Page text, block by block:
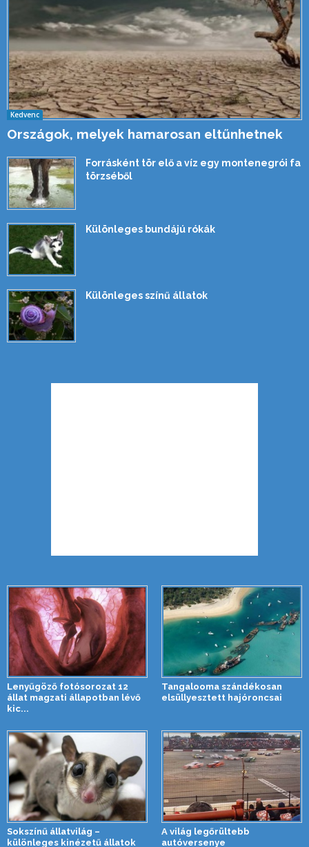
Kedvenc
Országok, melyek hamarosan eltűnhetnek
Forrásként tör elő a víz egy montenegrói fa
törzséből
Különleges bundájú rókák
Különleges színű állatok
Lenyűgöző fotósorozat 12
állat magzati állapotban lévő
kic...
Tangalooma szándékosan
elsüllyesztett hajóroncsai
Sokszínű állatvilág –
különleges kinézetű állatok
A világ legőrültebb
autóversenye